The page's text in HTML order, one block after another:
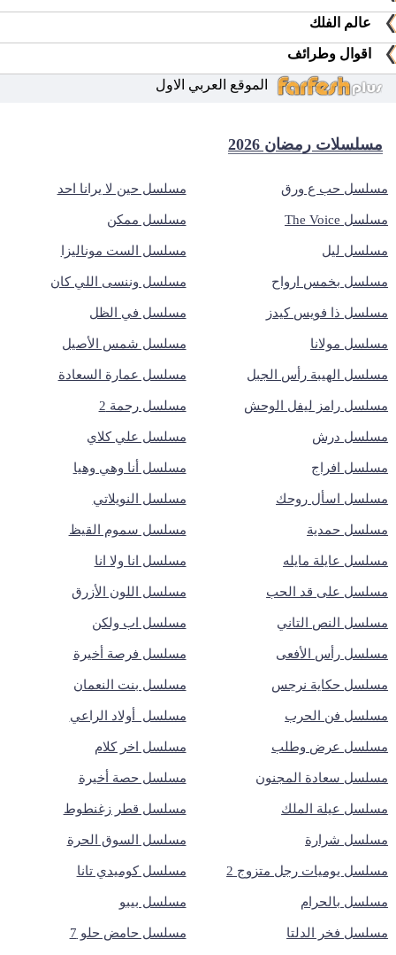
عالم الفلك
اقوال وطرائف
الموقع العربي الاول
مسلسلات رمضان 2026
مسلسل حب ع ورق مسلسل حين لا يرانا احد
مسلسل The Voice مسلسل ممكن
مسلسل ليل مسلسل الست موناليزا
مسلسل بخمس ارواح مسلسل وننسى اللي كان
مسلسل ذا فويس كيدز مسلسل في الظل
مسلسل مولانا مسلسل شمس الأصيل
مسلسل الهيبة رأس الجبل مسلسل عمارة السعادة
مسلسل رامز ليفل الوحش مسلسل رحمة 2
مسلسل درش مسلسل علي كلاي
مسلسل افراج مسلسل أنا وهي وهيا
مسلسل اسأل روحك مسلسل النويلاتي
مسلسل حمدية مسلسل سموم القيظ
مسلسل عايلة مايله مسلسل انا ولا انا
مسلسل على قد الحب مسلسل اللون الأزرق
مسلسل النص التاني مسلسل اب ولكن
مسلسل رأس الأفعى مسلسل فرصة أخيرة
مسلسل حكاية نرجس مسلسل بنت النعمان
مسلسل فن الحرب مسلسل أولاد الراعي
مسلسل عرض وطلب مسلسل اخر كلام
مسلسل سعادة المجنون مسلسل حصة أخيرة
مسلسل عيلة الملك مسلسل قطر زغنطوط
مسلسل شرارة مسلسل السوق الحرة
مسلسل يوميات رجل متزوج 2 مسلسل كوميدي تانا
مسلسل بالحرام مسلسل بيبو
مسلسل فخر الدلتا مسلسل حامض حلو 7